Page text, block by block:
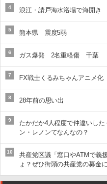
4 浪江・請戸海水浴場で海開き
5 熊本県 震度5弱
6 ガス爆発 2名重軽傷 千葉
7 FX戦士くるみちゃんアニメ化
8 28年前の思い出
9
たかだか4人程度で仲違いし
ン・レノンてなんなの？
10
共産党区議「窓口やATMで義
ょ？ぜひ街頭の共産党の募金に